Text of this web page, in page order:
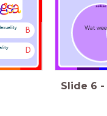
B
D
sekse
Wat
Slide 6 -